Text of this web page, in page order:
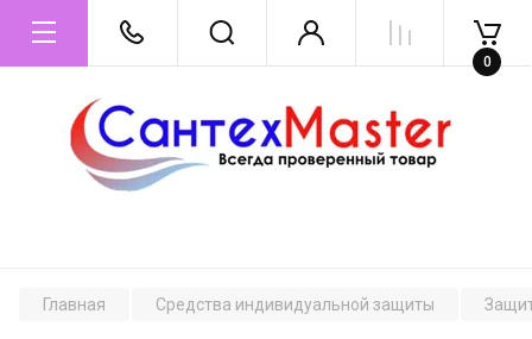
0
Главная Средства индивидуальной защиты